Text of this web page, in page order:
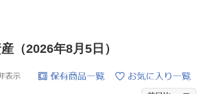
（2026年8月5日）